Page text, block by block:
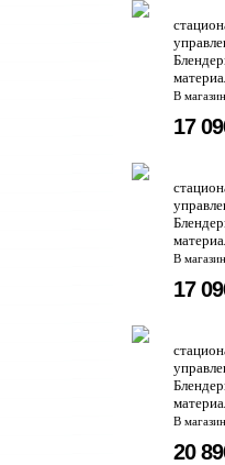
В
17
В
17
В
20